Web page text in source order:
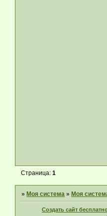
Страница:1
»Моя система »Моя
Создать сайт